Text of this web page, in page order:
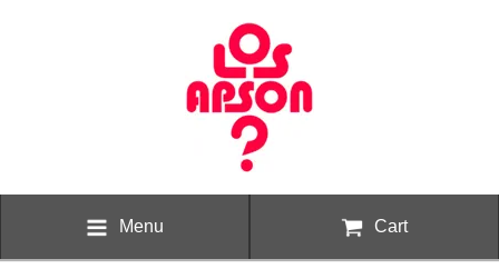
Menu Cart